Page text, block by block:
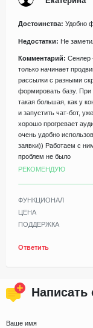
Достоинства: Удобно
Недостатки: Не
Комментарий: Сенлер
только начинает
рассылки с разными
формировать базу.
такая большая, как у
и запустить чат-бот,
хорошо прогревает
очень удобно
заявки)) Работаем с
проблем не было
РЕКОМЕНДУЮ
ФУНКЦИОНАЛ
ЦЕНА
ПОДДЕРЖКА
Ответить
Написать
Ваше имя